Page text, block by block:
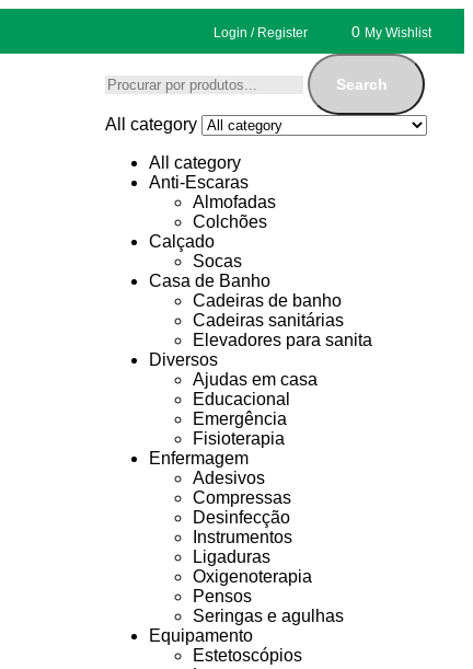
Login / Register 0 My Wishlist
Search
All category
All category
Anti-Escaras
Almofadas
Colchões
Calçado
Socas
Casa de Banho
Cadeiras de banho
Cadeiras sanitárias
Elevadores para sanita
Diversos
Ajudas em casa
Educacional
Emergência
Fisioterapia
Enfermagem
Adesivos
Compressas
Desinfecção
Instrumentos
Ligaduras
Oxigenoterapia
Pensos
Seringas e agulhas
Equipamento
Estetoscópios